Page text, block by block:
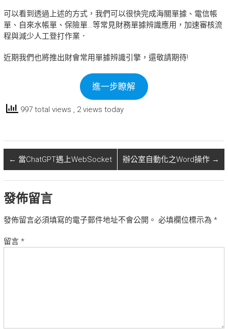
可以看到透過上述的方式，我們可以很快完成海關單據、電信帳
單、自來水帳單、保險單…等常見財務單據辨識應用，加速審核流
程與減少人工登打作業．
近期我們也將推出財會常用單據辨識引擎，還敬請期待!
進一步瞭解
997 total views , 2 views today
← 當ChatGPT遇上WebSocket 辦公室自動化之Word操作 →
發佈留言
發佈留言必須填寫的電子郵件地址不會公開。 必填欄位標示為 *
留言 *